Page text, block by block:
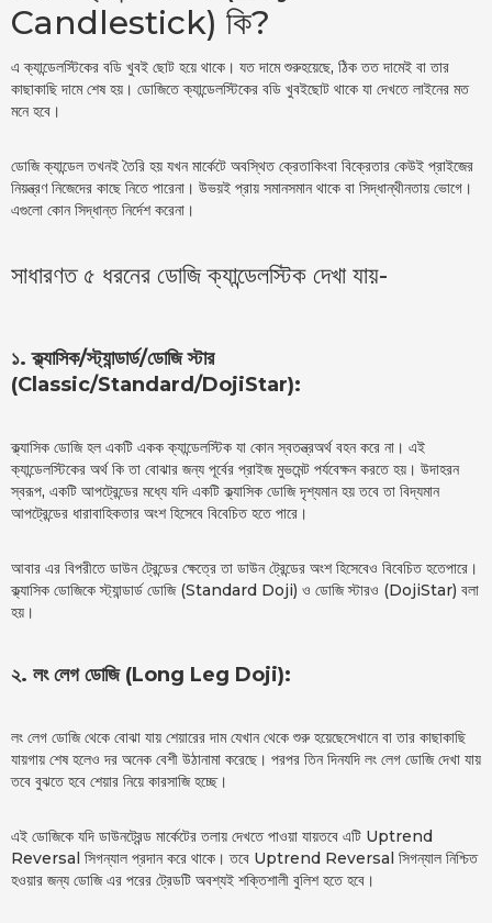
Candlestick) কি?
এ ক্যান্ডেলস্টিকের বডি খুবই ছোট হয়ে থাকে। যত দামে শুরুহয়েছে, ঠিক তত দামেই বা তার
কাছাকাছি দামে শেষ হয়। ডোজিতে ক্যান্ডেলস্টিকের বডি খুবইছোট থাকে যা দেখতে লাইনের মত
মনে হবে।
ডোজি ক্যান্ডেল তখনই তৈরি হয় যখন মার্কেটে অবস্থিত ক্রেতাকিংবা বিক্রেতার কেউই প্রাইজের
নিয়ন্ত্রণ নিজেদের কাছে নিতে পারেনা। উভয়ই প্রায় সমানসমান থাকে বা সিদ্ধান্থীনতায় ভোগে।
এগুলো কোন সিদ্ধান্ত নির্দেশ করেনা।
সাধারণত ৫ ধরনের ডোজি ক্যান্ডেলস্টিক দেখা যায়-
১. ক্ল্যাসিক/স্ট্যান্ডার্ড/ডোজি স্টার
(Classic/Standard/DojiStar):
ক্ল্যাসিক ডোজি হল একটি একক ক্যান্ডেলস্টিক যা কোন স্বতন্ত্রঅর্থ বহন করে না। এই
ক্যান্ডেলস্টিকের অর্থ কি তা বোঝার জন্য পূর্বের প্রাইজ মুভমেন্ট পর্যবেক্ষন করতে হয়। উদাহরন
স্বরূপ, একটি আপট্রেন্ডের মধ্যে যদি একটি ক্ল্যাসিক ডোজি দৃশ্যমান হয় তবে তা বিদ্যমান
আপট্রেন্ডের ধারাবাহিকতার অংশ হিসেবে বিবেচিত হতে পারে।
আবার এর বিপরীতে ডাউন ট্রেন্ডের ক্ষেত্রে তা ডাউন ট্রেন্ডের অংশ হিসেবেও বিবেচিত হতেপারে।
ক্ল্যাসিক ডোজিকে স্ট্যান্ডার্ড ডোজি (Standard Doji) ও ডোজি স্টারও (DojiStar) বলা
হয়।
২. লং লেগ ডোজি (Long Leg Doji):
লং লেগ ডোজি থেকে বোঝা যায় শেয়ারের দাম যেখান থেকে শুরু হয়েছেসেখানে বা তার কাছাকাছি
যায়গায় শেষ হলেও দর অনেক বেশী উঠানামা করেছে। পরপর তিন দিনযদি লং লেগ ডোজি দেখা যায়
তবে বুঝতে হবে শেয়ার নিয়ে কারসাজি হচ্ছে।
এই ডোজিকে যদি ডাউনট্রেন্ড মার্কেটের তলায় দেখতে পাওয়া যায়তবে এটি Uptrend
Reversal সিগন্যাল প্রদান করে থাকে। তবে Uptrend Reversal সিগন্যাল নিশ্চিত
হওয়ার জন্য ডোজি এর পরের ট্রেডটি অবশ্যই শক্তিশালী বুলিশ হতে হবে।